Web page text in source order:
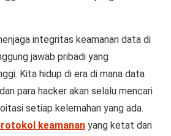
integritas keamanan data di
jawab pribadi yang
Kita hidup di era di mana data
para hacker akan selalu mencari
setiap kelemahan yang ada.
keamanan yang ketat dan